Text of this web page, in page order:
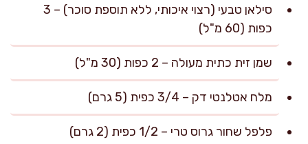
סילאן טבעי (רצוי איכותי, ללא תוספת סוכר) – 3
כפות (60 מ"ל)
שמן זית כתית מעולה – 2 כפות (30 מ"ל)
מלח אטלנטי דק – 3/4 כפית (5 גרם)
פלפל שחור גרוס טרי – 1/2 כפית (2 גרם)